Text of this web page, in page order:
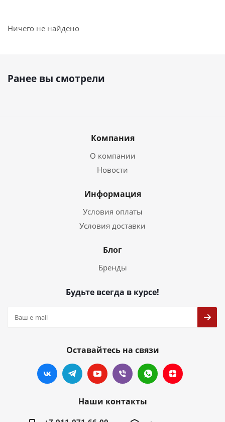
Ничего не найдено
Ранее вы смотрели
Компания
О компании
Новости
Информация
Условия оплаты
Условия доставки
Блог
Бренды
Будьте всегда в курсе!
Оставайтесь на связи
Наши контакты